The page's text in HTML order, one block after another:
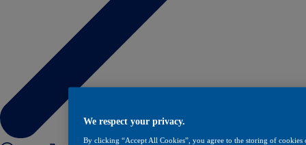
We respect your privacy.
By clicking “Accept All Cookies”, you agree to the storing of